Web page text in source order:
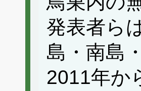
発表者ら
島・南島
2011年か